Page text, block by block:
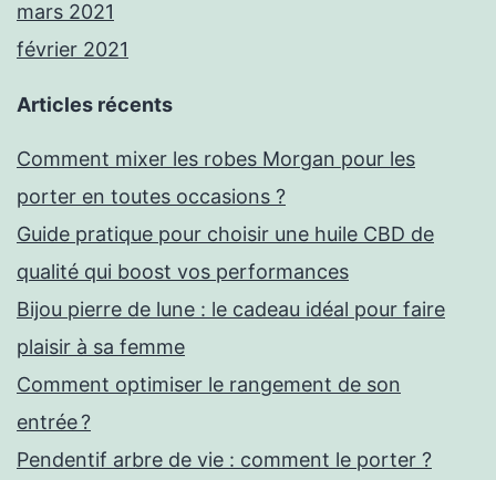
mars 2021
février 2021
Articles récents
Comment mixer les robes Morgan pour les
porter en toutes occasions ?
Guide pratique pour choisir une huile CBD de
qualité qui boost vos performances
Bijou pierre de lune : le cadeau idéal pour faire
plaisir à sa femme
Comment optimiser le rangement de son
entrée ?
Pendentif arbre de vie : comment le porter ?